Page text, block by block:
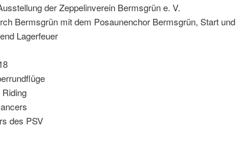
der Zeppelinverein Bermsgrün e. V.
Bermsgrün mit dem Posaunenchor Bermsgrün, Start und
Lagerfeuer
des PSV